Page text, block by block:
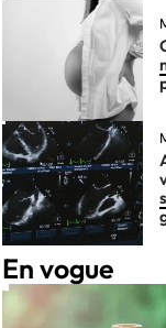
En vogue